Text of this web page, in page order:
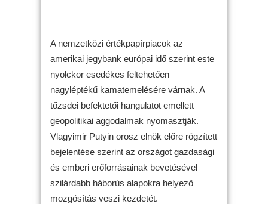
A nemzetközi értékpapírpiacok az
amerikai jegybank európai idő szerint este
nyolckor esedékes feltehetően
nagyléptékű kamatemelésére várnak. A
tőzsdei befektetői hangulatot emellett
geopolitikai aggodalmak nyomasztják.
Vlagyimir Putyin orosz elnök előre rögzített
bejelentése szerint az országot gazdasági
és emberi erőforrásainak bevetésével
szilárdabb háborús alapokra helyező
mozgósítás veszi kezdetét.